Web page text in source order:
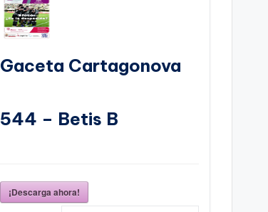
Gaceta Cartagonova
544 – Betis B
¡Descarga ahora!